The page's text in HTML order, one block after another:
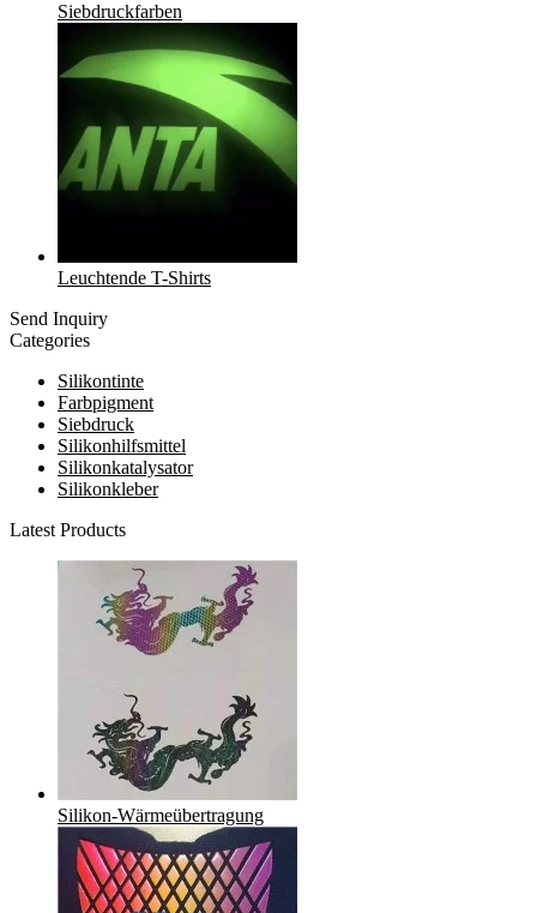
Siebdruckfarben
Leuchtende T-Shirts
Send Inquiry
Categories
Silikontinte
Farbpigment
Siebdruck
Silikonhilfsmittel
Silikonkatalysator
Silikonkleber
Latest Products
Silikon-Wärmeübertragung